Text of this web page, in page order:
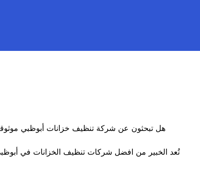
هل تبحثون عن شركة تنظيف خزانات أبوظبي
تُعد الخبير من افضل شركات تنظيف الخزانات في